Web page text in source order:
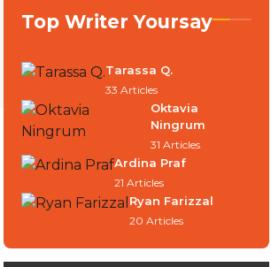
Top Writer Yoursay
Tarassa Q.
33 Articles
Oktavia
Ningrum
31 Articles
Ardina Praf
21 Articles
Ryan Farizzal
20 Articles